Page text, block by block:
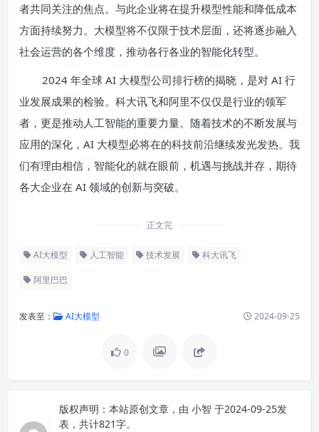
者共同关注的焦点。与此企业将在提升模型性能和降低成本
方面持续努力。大模型将不仅限于技术层面，还将逐步融入
社会运营的各个维度，推动各行各业的智能化转型。
2024 年全球 AI 大模型公司排行榜的揭晓，是对 AI 行
业发展成果的检验。科大讯飞和阿里不仅仅是行业的领军
者，更是推动人工智能的重要力量。随着技术的不断发展与
应用的深化，AI 大模型必将在的科技前沿继续发光发热。我
们有理由相信，智能化的就在眼前，机遇与挑战并存，期待
各大企业在 AI 领域的创新与突破。
正文完
AI大模型 人工智能 技术发展 科大讯飞
阿里巴巴
发表至： AI大模型 2024-09-25
0
版权声明： 本站原创文章，由 小智 于2024-09-25发
表，共计821字。